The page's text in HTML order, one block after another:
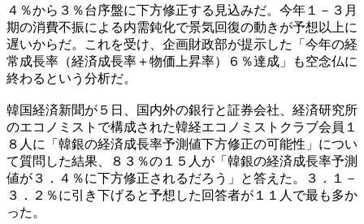
４％から３％台序盤に下方修正する見込みだ。今年１－３月
期の消費不振による内需鈍化で景気回復の動きが予想以上に
遅いからだ。これを受け、企画財政部が提示した「今年の経
常成長率（経済成長率＋物価上昇率）６％達成」も空念仏に
終わるという分析だ。
韓国経済新聞が５日、国内外の銀行と証券会社、経済研究所
のエコノミストで構成された韓経エコノミストクラブ会員１
８人に「韓銀の経済成長率予測値下方修正の可能性」につい
て質問した結果、８３％の１５人が「韓銀の経済成長率予測
値が３．４％に下方修正されるだろう」と答えた。３．１－
３．２％に引き下げると予想した回答者が１１人で最も多か
った。